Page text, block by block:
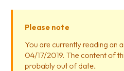
is
Fraktjakt?
Please note
You are currently reading an
04/17/2019. The content of
probably out of date.